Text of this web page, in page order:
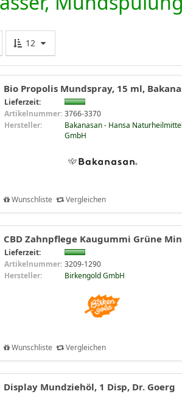
12
Bio Propolis Mundspray, 15 ml,
Lieferzeit:
Artikelnummer: 3766-3370
Hersteller:
Bakanasan - Hansa Naturheilmittel
GmbH
Wunschliste Vergleichen
CBD Zahnpflege Kaugummi Grüne
Lieferzeit:
Artikelnummer: 3209-1290
Hersteller:
Birkengold GmbH
Wunschliste Vergleichen
Display Mundziehöl, 1 Disp, Dr. Goerg